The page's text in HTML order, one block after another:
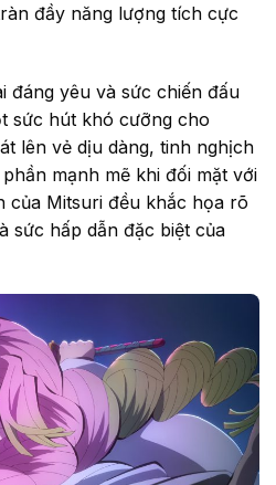
đầy năng lượng tích cực
đáng yêu và sức chiến đấu
sức hút khó cưỡng cho
lên vẻ dịu dàng, tinh nghịch
mạnh mẽ khi đối mặt với
của Mitsuri đều khắc họa rõ
sức hấp dẫn đặc biệt của